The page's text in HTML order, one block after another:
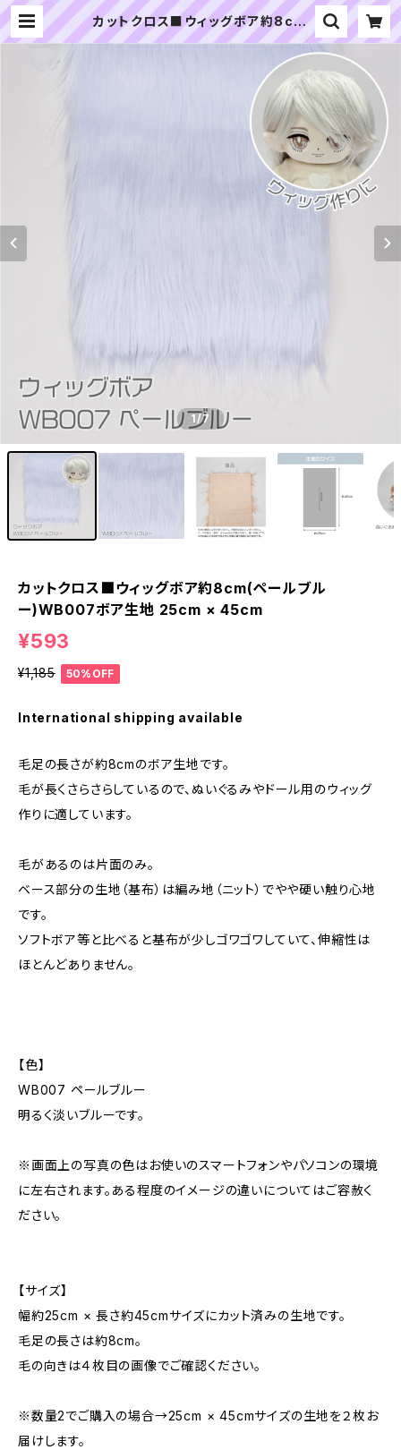
カットクロス■ウィッグボア約8cm
(ペールブルー)WB007ボア生地 25
cm × 45cm | ぬいぐるみの生地や
さん｜「ぬい」の布地・材料の通販専門
1/7
カットクロス■ウィッグボア約8cm(ペールブル
ー)WB007ボア生地 25cm × 45cm
¥593
¥1,185 50%OFF
International shipping available
毛足の長さが約8cmのボア生地です。
毛が長くさらさらしているので、ぬいぐるみやドール用のウィッグ
作りに適しています。
毛があるのは片面のみ。
ベース部分の生地（基布）は編み地（ニット）でやや硬い触り心地
です。
ソフトボア等と比べると基布が少しゴワゴワしていて、伸縮性は
ほとんどありません。
【色】
WB007 ペールブルー
明るく淡いブルーです。
※画面上の写真の色はお使いのスマートフォンやパソコンの環境
に左右されます。ある程度のイメージの違いについてはご容赦く
ださい。
【サイズ】
幅約25cm × 長さ約45cmサイズにカット済みの生地です。
毛足の長さは約8cm。
毛の向きは４枚目の画像でご確認ください。
※数量2でご購入の場合→25cm × 45cmサイズの生地を２枚お
届けします。